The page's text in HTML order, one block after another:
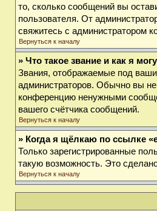
то, сколько сообщений вы
пользователя. От
свяжитесь с администратором
Вернуться к началу
» Что такое звание и как я
Звания, отображаемые под
администраторов. Обычно вы
конференцию ненужными
вашего счётчика сообщений.
Вернуться к началу
» Когда я щёлкаю по ссылке
Только зарегистрированные
такую возможность. Это
Вернуться к началу